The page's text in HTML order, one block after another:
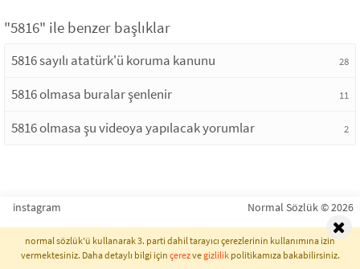
"5816" ile benzer başlıklar
5816 sayılı atatürk'ü koruma kanunu 28
5816 olmasa buralar şenlenir 11
5816 olmasa şu videoya yapılacak yorumlar 2
instagram Normal Sözlük © 2026
normal sözlük'ü kullanarak 3. parti dahil tarayıcı çerezlerinin kullanımına izin
vermektesiniz. Daha detaylı bilgi için çerezvegizlilikpolitikamıza bakabilirsiniz.